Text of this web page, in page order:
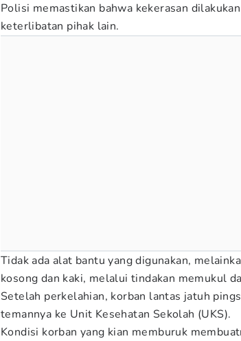
Polisi memastikan bahwa kekerasan
keterlibatan pihak lain.
Tidak ada alat bantu yang digunakan,
kosong dan kaki, melalui tindakan memukul
Setelah perkelahian, korban lantas jatuh
temannya ke Unit Kesehatan Sekolah (UKS).
Kondisi korban yang kian memburuk